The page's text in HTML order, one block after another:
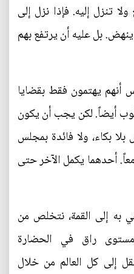
تنزل إليه. فإذا نزل إلى
بل عليه أن يرتفع بهم
يهتمون فقط بقضايا
أيضاً. لكن يجب أن يكون
بكاء، ولا فائدة بمجلس
أحدهما يكمل الآخر حتى
به إلى القمة، نتخلص من
راق في الحضارة
إلى كل العالم من خلال